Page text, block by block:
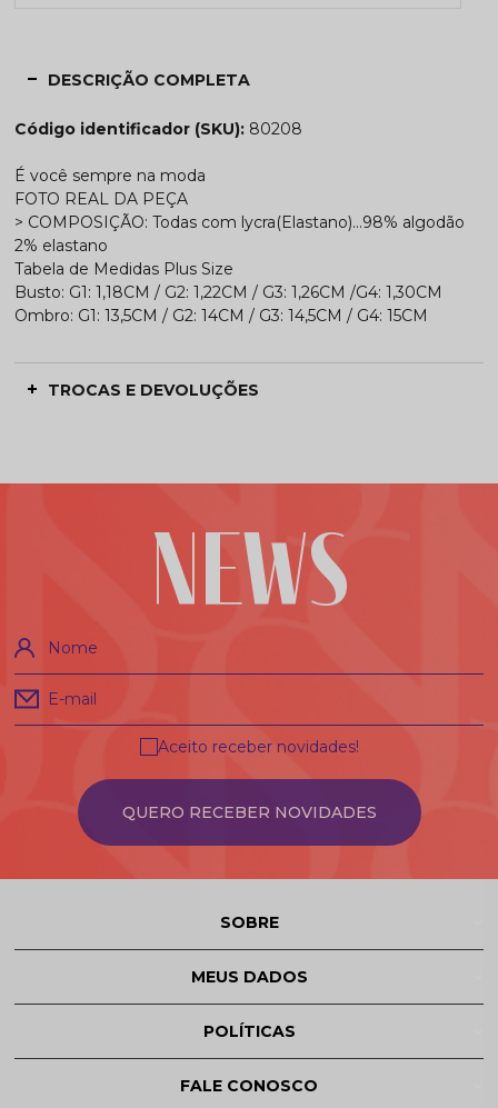
DESCRIÇÃO COMPLETA
Código identificador (SKU): 80208
É você sempre na moda
FOTO REAL DA PEÇA
> COMPOSIÇÃO: Todas com lycra(Elastano)...98% algodão
2% elastano
Tabela de Medidas Plus Size
Busto: G1: 1,18CM / G2: 1,22CM / G3: 1,26CM /G4: 1,30CM
Ombro: G1: 13,5CM / G2: 14CM / G3: 14,5CM / G4: 15CM
TROCAS E DEVOLUÇÕES
NEWS
Nome
E-mail
QUERO RECEBER NOVIDADES
Aceito receber novidades!
SOBRE
MEUS DADOS
POLÍTICAS
FALE CONOSCO